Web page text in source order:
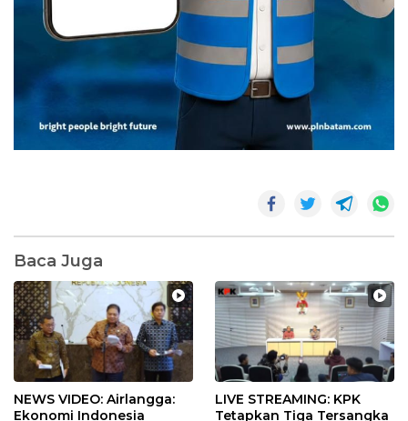
Baca Juga
NEWS VIDEO: Airlangga:
Ekonomi Indonesia
LIVE STREAMING: KPK
Tetapkan Tiga Tersangka